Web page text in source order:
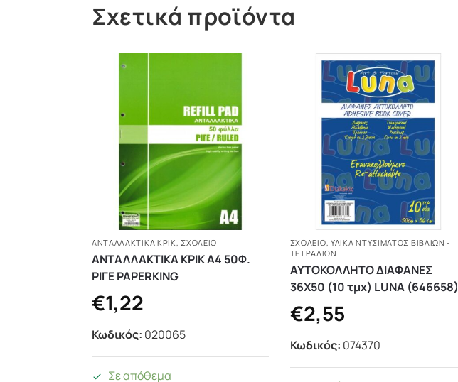
Σχετικά προϊόντα
ΑΝΤΑΛΛΑΚΤΙΚΆ ΚΡΙΚ,ΣΧΟΛΕΙΟ
ΑΝΤΑΛΛΑΚΤΙΚΑ ΚΡΙΚ Α4 50Φ.
ΡΙΓΕ PAPERKING
€1,22
Κωδικός: 020065
Σε απόθεμα
ΣΧΟΛΕΙΟ, ΥΛΙΚΑ ΝΤΥΣΙΜΑΤΟΣ ΒΙΒΛΙΩΝ -
ΤΕΤΡΑΔΙΩΝ
ΑΥΤΟΚΟΛΛΗΤΟ ΔΙΑΦΑΝΕΣ
36Χ50 (10 τμχ) LUNA (646658)
€2,55
Κωδικός: 074370